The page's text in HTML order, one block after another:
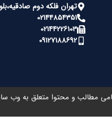
تهران فلکه دوم
02144854351
02144226103
09127188692
مطالب و محتوا متعلق به وب